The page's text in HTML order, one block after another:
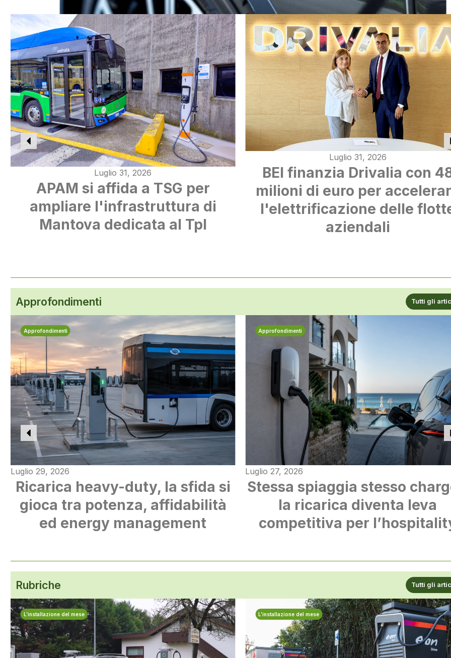
Luglio 31, 2026
APAM si affida a TSG per
ampliare l'infrastruttura di
Mantova dedicata al Tpl
Luglio 31, 2026
BEI finanzia Drivalia con
milioni di euro per
l'elettrificazione delle
aziendali
Approfondimenti Tutti gli
Approfondimenti
Luglio 29, 2026
Ricarica heavy-duty, la sfida si
gioca tra potenza, affidabilità
ed energy management
Approfondimenti
Luglio 27, 2026
Stessa spiaggia stesso
la ricarica diventa leva
competitiva per
Rubriche Tutti gli
L’installazione del mese L’installazione del mese